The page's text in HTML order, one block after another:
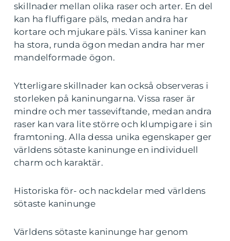
skillnader mellan olika raser och arter. En del
kan ha fluffigare päls, medan andra har
kortare och mjukare päls. Vissa kaniner kan
ha stora, runda ögon medan andra har mer
mandelformade ögon.
Ytterligare skillnader kan också observeras i
storleken på kaninungarna. Vissa raser är
mindre och mer tasseviftande, medan andra
raser kan vara lite större och klumpigare i sin
framtoning. Alla dessa unika egenskaper ger
världens sötaste kaninunge en individuell
charm och karaktär.
Historiska för- och nackdelar med världens
sötaste kaninunge
Världens sötaste kaninunge har genom